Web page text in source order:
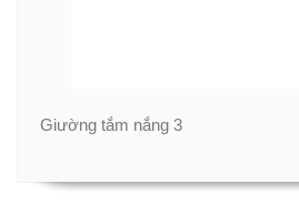
Giường tắm nắng 3